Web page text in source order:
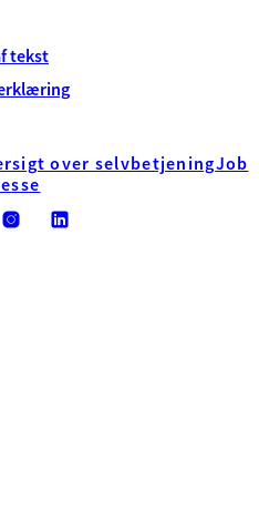
tekst
over selvbetjeningJob